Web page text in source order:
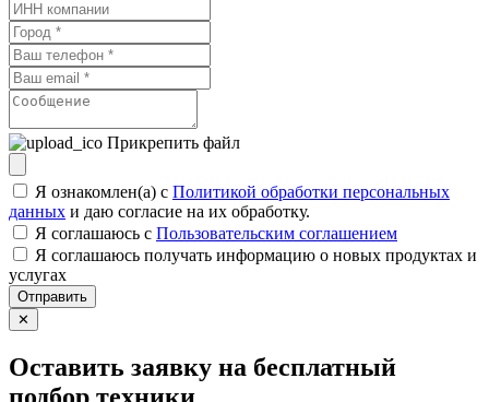
Прикрепить файл
Я ознакомлен(а) с Политикой обработки персональных
данных и даю согласие на их обработку.
Я соглашаюсь c Пользовательским соглашением
Я соглашаюсь получать информацию о новых продуктах и
услугах
Отправить
✕
Оставить заявку на бесплатный